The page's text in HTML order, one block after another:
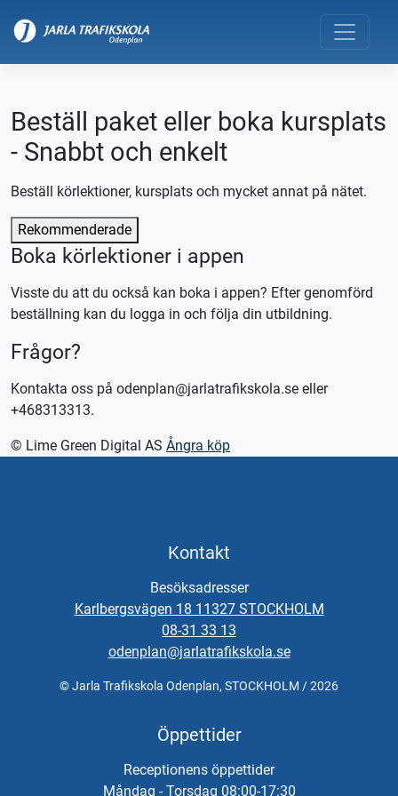
Beställ paket eller boka kursplats
- Snabbt och enkelt
Beställ körlektioner, kursplats och mycket annat på nätet.
Rekommenderade
Boka körlektioner i appen
Visste du att du också kan boka i appen? Efter genomförd
beställning kan du logga in och följa din utbildning.
Frågor?
Kontakta oss på odenplan@jarlatrafikskola.se eller
+468313313.
© Lime Green Digital AS Ångra köp
Kontakt
Besöksadresser
Karlbergsvägen 18 11327 STOCKHOLM
08-31 33 13
odenplan@jarlatrafikskola.se
© Jarla Trafikskola Odenplan, STOCKHOLM / 2026
Öppettider
Receptionens öppettider
Måndag - Torsdag 08:00-17:30